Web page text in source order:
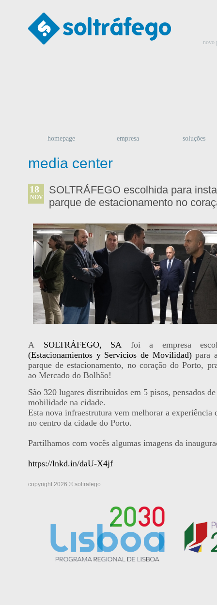
homepage empresa soluções
novo
media center
18
NOV
SOLTRÁFEGO escolhida para
parque de estacionamento no
A SOLTRÁFEGO, SA foi a empresa
(Estacionamientos y Servicios de Movilidad)para
parque de estacionamento, no coração do Porto,
ao Mercado do Bolhão!
São 320 lugares distribuídos em 5 pisos, pensados
mobilidade na cidade.
Esta nova infraestrutura vem melhorar a experiência
no centro da cidade do Porto.
Partilhamos com vocês algumas imagens da
https://lnkd.in/daU-X4jf
copyright 2026 © soltrafego